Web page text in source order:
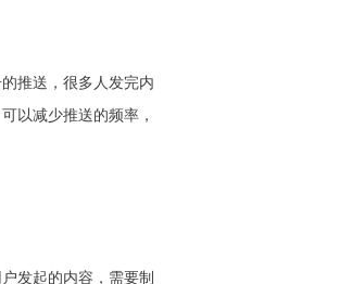
推送，很多人发完内
以减少推送的频率，
发起的内容，需要制